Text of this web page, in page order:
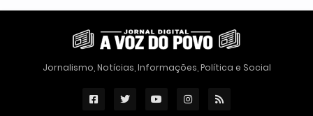
Jornalismo, Notícias, Informações, Política e Social